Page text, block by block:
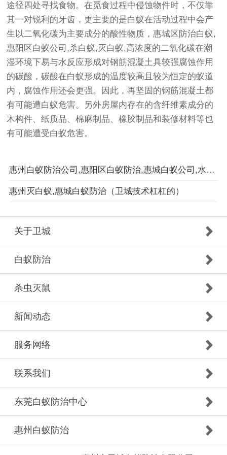
途径四处寻找食物。在觅食过程中侵蚀物件时，不仅靠
其一对锐利的牙齿，更主要的是白蚁在活动过程中会产
生以二氧化碳为主要成分的酸性物质，惠城区防治白蚁,
惠阳区白蚁公司,杀白蚁,灭白蚁,高浓度的二氧化碳在潮
湿环境下易与水反应形成对钢筋混凝土具较强腐蚀作用
的碳酸，碳酸在白蚁形成的温度较高且较为恒定的蚁道
内，腐蚀作用还会更强。因此，再坚固的钢筋混凝土都
有可能遭白蚁危害。另外房屋内存在的含纤维素成分的
木构件、纸质品、棉麻制品、橡胶制品和装修材料等也
有可能遭受白蚁危害。
惠州白蚁防治公司,惠阳区白蚁防治,惠城白蚁公司,水口白蚁预防
惠州灭白蚁,惠城白蚁防治（卫城技术杠杠的）
关于卫城
白蚁防治
杀虫灭鼠
新闻动态
服务网络
联系我们
东莞白蚁防治中心
惠州白蚁防治